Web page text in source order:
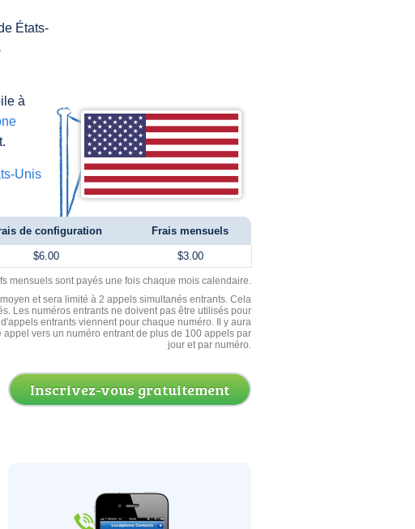
États-
à
Unis
de configuration Frais mensuels
$6.00 $3.00
mensuels sont payés une fois chaque mois calendaire.
et sera limité à 2 appels simultanés entrants. Cela
Les numéros entrants ne doivent pas être utilisés pour
entrants viennent pour chaque numéro. Il y aura
vers un numéro entrant de plus de 100 appels par
jour et par numéro.
Inscrivez-vous gratuitement